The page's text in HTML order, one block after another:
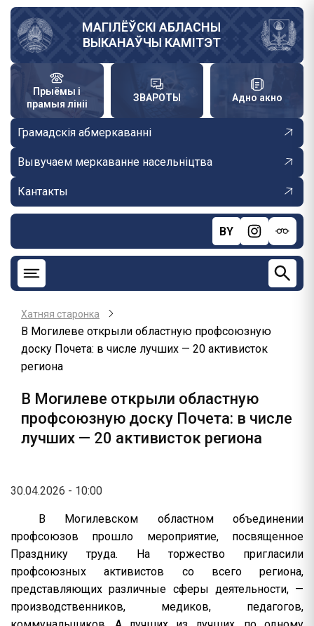
Skip
main
content
МАГІЛЁЎСКІ АБЛАСНЫ
ВЫКАНАЎЧЫ КАМІТЭТ
Прыёмы і
прамыя лініі
ЗВАРОТЫ Адно акно
Грамадскія абмеркаванні
Вывучаем меркаванне насельніцтва
Кантакты
BY
Хатняя старонка
В Могилеве открыли областную профсоюзную
доску Почета: в числе лучших — 20 активисток
региона
В Могилеве открыли областную
профсоюзную доску Почета: в числе
лучших — 20 активисток региона
30.04.2026 - 10:00
В Могилевском областном объединении
профсоюзов прошло мероприятие, посвященное
Празднику труда. На торжество пригласили
профсоюзных активистов со всего региона,
представляющих различные сферы деятельности, —
производственников, медиков, педагогов,